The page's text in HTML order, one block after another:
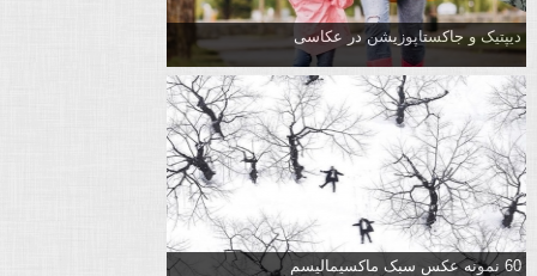
دیپتیک و جاکستا‌پوزیشن در عکاسی
60 نمونه عکس سبک ماکسیمالیسم